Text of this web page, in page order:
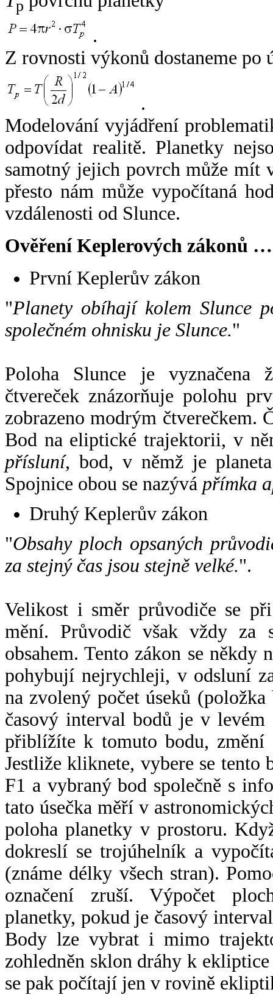
p
.
Z rovnosti výkonů dostaneme po
.
Modelování vyjádření
odpovídat realitě. Planetky
samotný jejich povrch může mít
přesto nám může vypočítaná
vzdálenosti od Slunce.
Ověření Keplerových zákonů …
První Keplerův zákon
"Planety obíhají kolem Slunce
společném ohnisku je Slunce."
Poloha Slunce je vyznačena
čtvereček znázorňuje polohu
zobrazeno modrým čtverečkem.
Bod na eliptické trajektorii, v
přísluní, bod, v němž je
Spojnice obou se nazývá přímka
Druhý Keplerův zákon
"Obsahy ploch opsaných
za stejný čas jsou stejně velké.".
Velikost i směr průvodiče se
mění. Průvodič však vždy za
obsahem. Tento zákon se někdy
pohybují nejrychleji, v odsluní
na zvolený počet úseků
časový interval bodů je v
přiblížíte k tomuto bodu,
Jestliže kliknete, vybere se tento
F1 a vybraný bod společně s
tato úsečka měří v
poloha planetky v prostoru.
dokreslí se trojúhelník a
(známe délky všech stran).
označení zruší. Výpočet
planetky, pokud je časový
Body lze vybrat i mimo
zohledněn sklon dráhy k
se pak počítají jen v rovině